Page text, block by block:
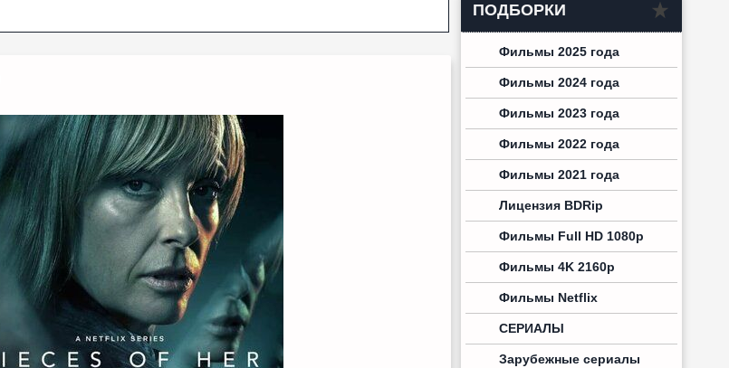
ПОДБОРКИ
Фильмы 2025 года
Фильмы 2024 года
Фильмы 2023 года
Фильмы 2022 года
Фильмы 2021 года
Лицензия BDRip
Фильмы Full HD 1080p
Фильмы 4K 2160p
Фильмы Netflix
СЕРИАЛЫ
Зарубежные сериалы